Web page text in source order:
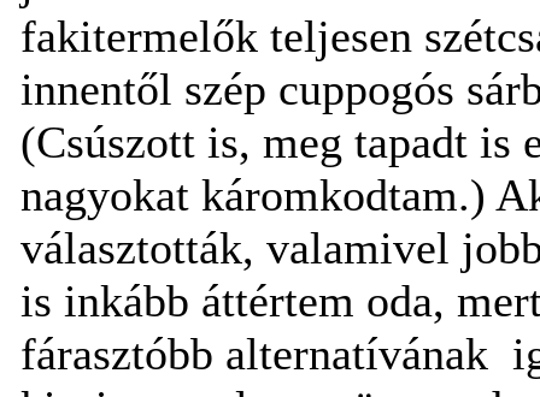
fakitermelők teljesen
innentől szép cuppogós
(Csúszott is, meg tapadt is
nagyokat káromkodtam.)
választották, valamivel
is inkább áttértem oda,
fárasztóbb alternatívának